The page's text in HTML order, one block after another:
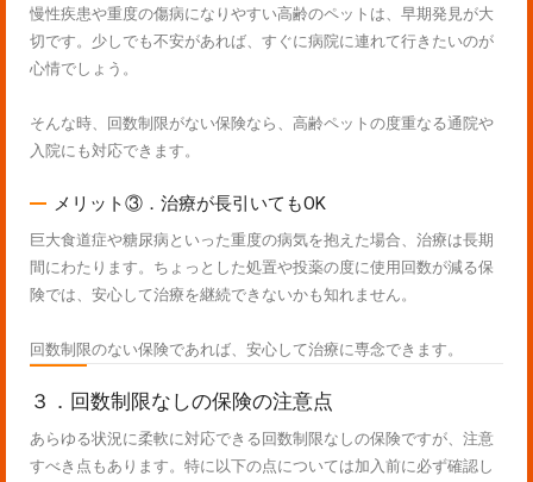
慢性疾患や重度の傷病になりやすい高齢のペットは、早期発見が大
切です。少しでも不安があれば、すぐに病院に連れて行きたいのが
心情でしょう。
そんな時、回数制限がない保険なら、高齢ペットの度重なる通院や
入院にも対応できます。
メリット③．治療が長引いてもOK
巨大食道症や糖尿病といった重度の病気を抱えた場合、治療は長期
間にわたります。ちょっとした処置や投薬の度に使用回数が減る保
険では、安心して治療を継続できないかも知れません。
回数制限のない保険であれば、安心して治療に専念できます。
３．回数制限なしの保険の注意点
あらゆる状況に柔軟に対応できる回数制限なしの保険ですが、注意
すべき点もあります。特に以下の点については加入前に必ず確認し